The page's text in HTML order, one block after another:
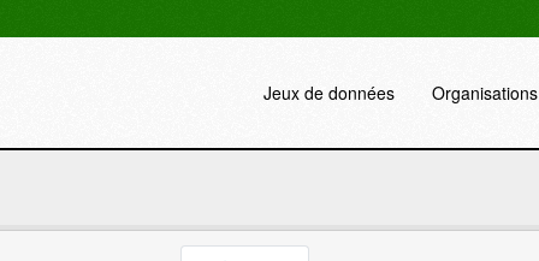
Jeux de données Organisations